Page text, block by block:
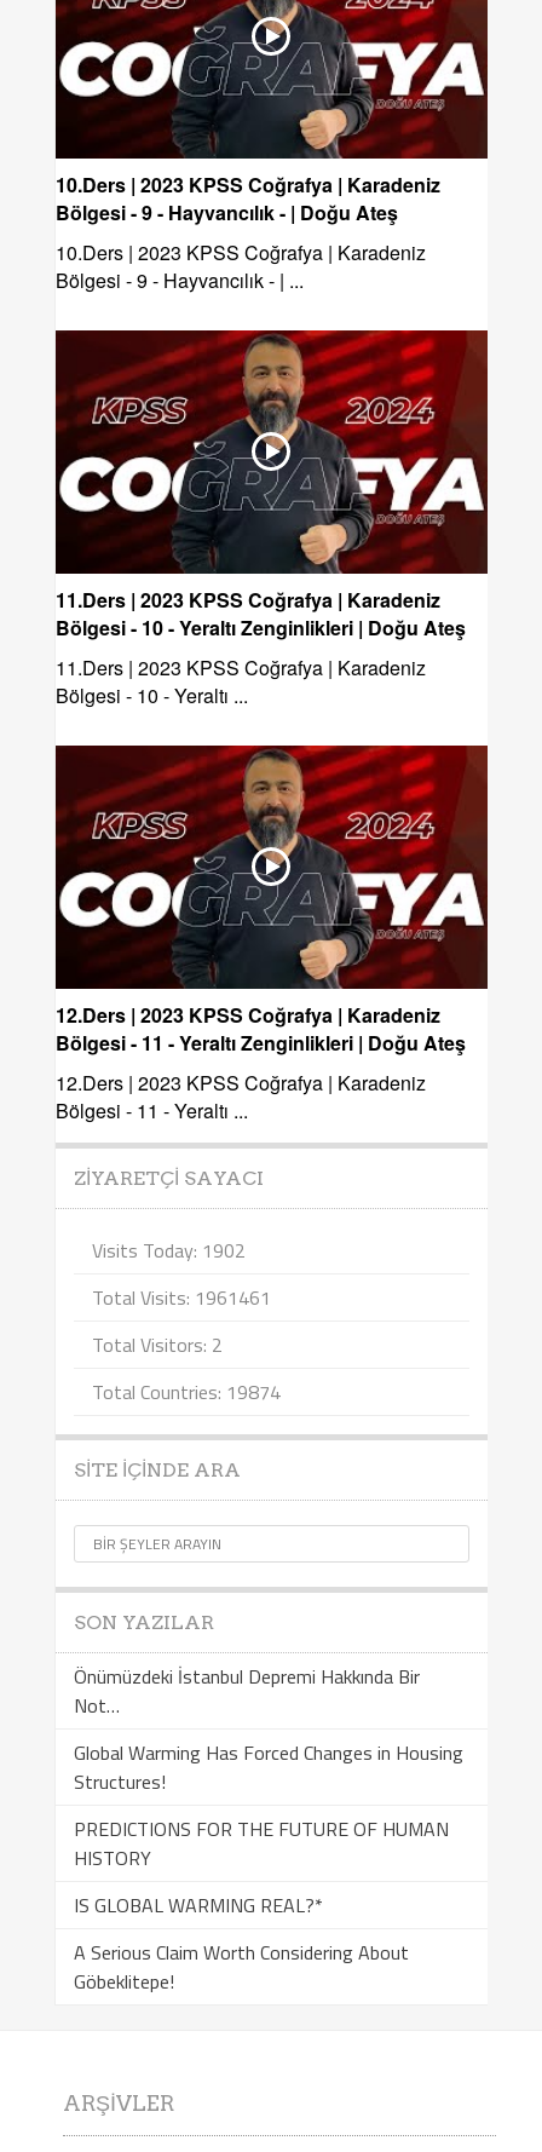
10.Ders | 2023 KPSS Coğrafya | Karadeniz
Bölgesi - 9 - Hayvancılık - | Doğu Ateş
10.Ders | 2023 KPSS Coğrafya | Karadeniz
Bölgesi - 9 - Hayvancılık - | ...
11.Ders | 2023 KPSS Coğrafya | Karadeniz
Bölgesi - 10 - Yeraltı Zenginlikleri | Doğu Ateş
11.Ders | 2023 KPSS Coğrafya | Karadeniz
Bölgesi - 10 - Yeraltı ...
12.Ders | 2023 KPSS Coğrafya | Karadeniz
Bölgesi - 11 - Yeraltı Zenginlikleri | Doğu Ateş
12.Ders | 2023 KPSS Coğrafya | Karadeniz
Bölgesi - 11 - Yeraltı ...
ZIYARETÇI SAYACI
Visits Today: 1902
Total Visits: 1961461
Total Visitors: 2
Total Countries: 19874
SITE İÇINDE ARA
SON YAZILAR
Önümüzdeki İstanbul Depremi Hakkında Bir
Not…
Global Warming Has Forced Changes in Housing
Structures!
PREDICTIONS FOR THE FUTURE OF HUMAN
HISTORY
IS GLOBAL WARMING REAL?*
A Serious Claim Worth Considering About
Göbeklitepe!
ARŞIVLER